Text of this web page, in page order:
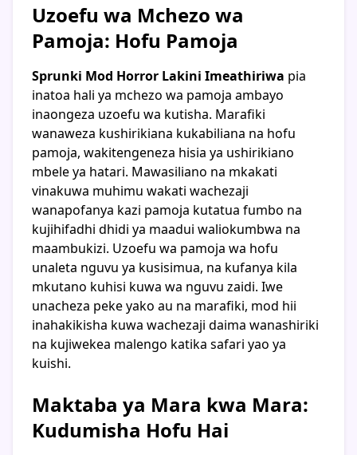
Uzoefu wa Mchezo wa
Pamoja: Hofu Pamoja
Sprunki Mod Horror Lakini Imeathiriwa pia
inatoa hali ya mchezo wa pamoja ambayo
inaongeza uzoefu wa kutisha. Marafiki
wanaweza kushirikiana kukabiliana na hofu
pamoja, wakitengeneza hisia ya ushirikiano
mbele ya hatari. Mawasiliano na mkakati
vinakuwa muhimu wakati wachezaji
wanapofanya kazi pamoja kutatua fumbo na
kujihifadhi dhidi ya maadui waliokumbwa na
maambukizi. Uzoefu wa pamoja wa hofu
unaleta nguvu ya kusisimua, na kufanya kila
mkutano kuhisi kuwa wa nguvu zaidi. Iwe
unacheza peke yako au na marafiki, mod hii
inahakikisha kuwa wachezaji daima wanashiriki
na kujiwekea malengo katika safari yao ya
kuishi.
Maktaba ya Mara kwa Mara:
Kudumisha Hofu Hai